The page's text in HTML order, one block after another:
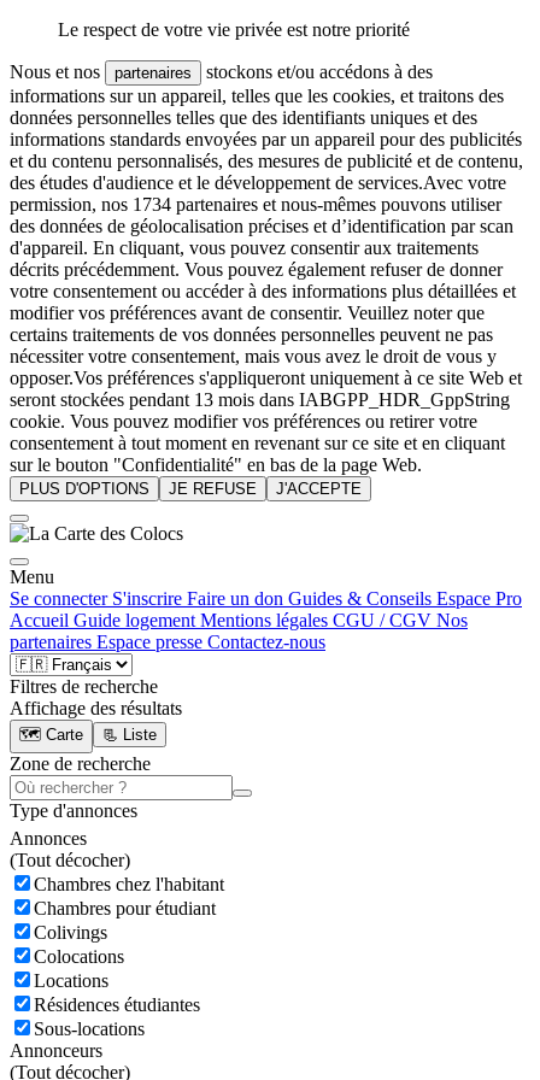
Le respect de votre vie privée est notre priorité
Nous et nos partenaires
stockons et/ou accédons à des
informations sur un appareil, telles que les cookies, et traitons des
données personnelles telles que des identifiants uniques et des
informations standards envoyées par un appareil pour des publicités
et du contenu personnalisés, des mesures de publicité et de contenu,
des études d'audience et le développement de services.Avec votre
permission, nos 1734 partenaires et nous-mêmes pouvons utiliser
des données de géolocalisation précises et d’identification par scan
d'appareil. En cliquant, vous pouvez consentir aux traitements
décrits précédemment. Vous pouvez également refuser de donner
votre consentement ou accéder à des informations plus détaillées et
modifier vos préférences avant de consentir. Veuillez noter que
certains traitements de vos données personnelles peuvent ne pas
nécessiter votre consentement, mais vous avez le droit de vous y
opposer.Vos préférences s'appliqueront uniquement à ce site Web et
seront stockées pendant 13 mois dans IABGPP_HDR_GppString
cookie. Vous pouvez modifier vos préférences ou retirer votre
consentement à tout moment en revenant sur ce site et en cliquant
sur le bouton "Confidentialité" en bas de la page Web.
PLUS D'OPTIONS JE REFUSE J'ACCEPTE
Menu
Se connecter S'inscrire Faire un don Guides & Conseils Espace Pro
Accueil Guide logement Mentions légales CGU / CGV Nos
partenaires Espace presse Contactez-nous
Filtres de recherche
Affichage des résultats
🗺️ Carte 📃 Liste
Zone de recherche
Type d'annonces
Annonces
(Tout décocher)
Chambres chez l'habitant
Chambres pour étudiant
Colivings
Colocations
Locations
Résidences étudiantes
Sous-locations
Annonceurs
(Tout décocher)